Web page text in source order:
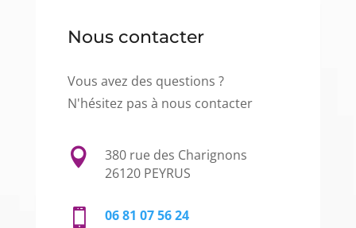
Nous contacter
Vous avez des questions ?
N'hésitez pas à nous contacter

380 rue des Charignons
26120 PEYRUS
 06 81 07 56 24